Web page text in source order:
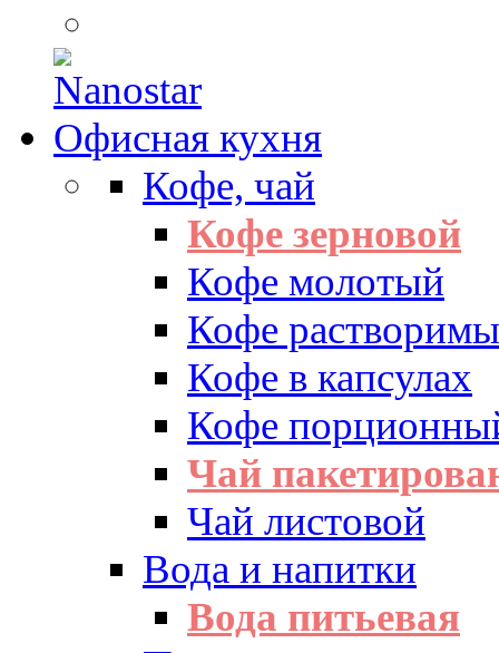
Офисная кухня
Кофе, чай
Кофе зерновой
Кофе молотый
Кофе
Кофе в капсулах
Кофе
Чай
Чай листовой
Вода и напитки
Вода питьевая